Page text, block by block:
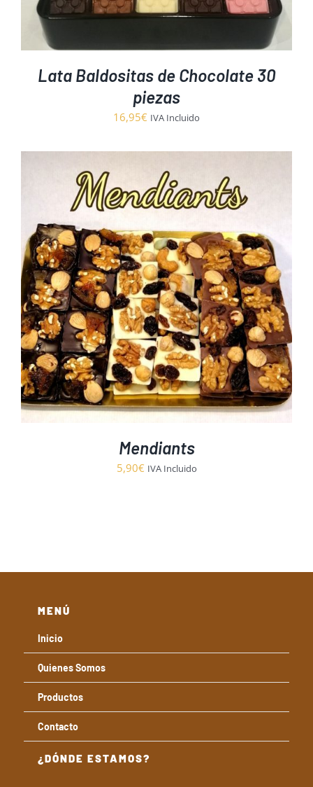
Lata Baldositas de Chocolate 30
piezas
16,95€ IVA Incluido
Mendiants
5,90€ IVA Incluido
MENÚ
Inicio
Quienes Somos
Productos
Contacto
¿DÓNDE ESTAMOS?